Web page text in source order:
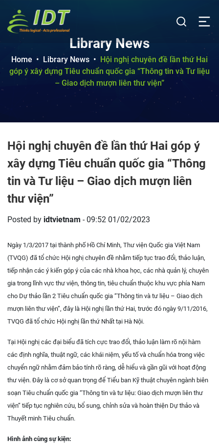
Library News
Home • Library News • Hội nghị chuyên đề lần thứ Hai
góp ý xây dựng Tiêu chuẩn quốc gia “Thông tin và Tư liệu
– Giao dịch mượn liên thư viện”
Hội nghị chuyên đề lần thứ Hai góp ý
xây dựng Tiêu chuẩn quốc gia “Thông
tin và Tư liệu – Giao dịch mượn liên
thư viện”
Posted by idtvietnam - 09:52 01/02/2023
Ngày 1/3/2017 tại thành phố Hồ Chí Minh, Thư viện Quốc gia Việt Nam
(TVQG) đã tổ chức Hội nghị chuyên đề nhằm tiếp tục trao đổi, thảo luận,
tiếp nhận các ý kiến góp ý của các nhà khoa học, các nhà quản lý, chuyên
gia trong lĩnh vực thư viện, thông tin, tiêu chuẩn thuộc khu vực phía Nam
cho Dự thảo lần 2 Tiêu chuẩn quốc gia “Thông tin và tư liệu – Giao dịch
mượn liên thư viện”, đây là Hội nghị lần thứ Hai, trước đó ngày 9/11/2016,
TVQG đã tổ chức Hội nghị lần thứ Nhất tại Hà Nội.
Tại Hội nghị các đại biểu đã tích cực trao đổi, thảo luận làm rõ nội hàm
các định nghĩa, thuật ngữ, các khái niệm, yếu tố và chuẩn hóa trong việc
chuyển ngữ nhằm đảm bảo tính rõ ràng, dễ hiểu và gần gũi với hoạt động
thư viện. Đây là cơ sở quan trọng để Tiểu ban Kỹ thuật chuyên ngành biên
soạn Tiêu chuẩn quốc gia “Thông tin và tư liệu: Giao dịch mượn liên thư
viện” tiếp tục nghiên cứu, bổ sung, chỉnh sửa và hoàn thiện Dự thảo và
Thuyết minh Tiêu chuẩn.
Hình ảnh cùng sự kiện: